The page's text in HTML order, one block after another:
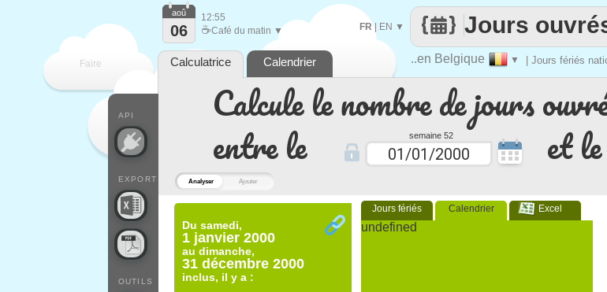
Analyser Ajouter
Calcule le nombre de jours
entre le
semaine 52 et le
Du samedi,
1 janvier 2000
au dimanche,
31 décembre 2000
inclus, il y a :
Jours fériés Calendrier Excel
undefined
Faire ..en Belgique ▼ | Jours fériés
Jours
FR| EN ▼
API
EXPORT
OUTILS
aoû
06
12:55
☕Café du matin ▼
Calculatrice Calendrier